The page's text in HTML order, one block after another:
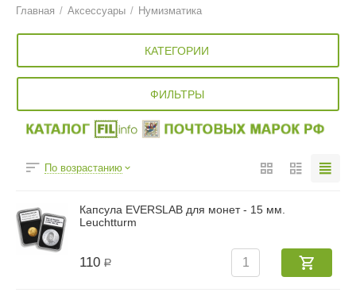
Главная / Аксессуары / Нумизматика
КАТЕГОРИИ
ФИЛЬТРЫ
По возрастанию
Капсула EVERSLAB для монет - 15 мм.
Leuchtturm
110 Р